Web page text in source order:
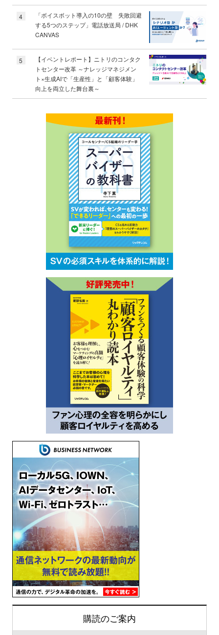
4
「ボイスボット導入の10の壁 失敗回避
する5つのステップ」電話放送局 / DHK
CANVAS
5
【イベントレポート】ニトリのコンタク
トセンター改革 ～ナレッジマネジメン
ト×生成AIで「生産性」と「顧客体験」
向上を両立した舞台裏～
購読のご案内